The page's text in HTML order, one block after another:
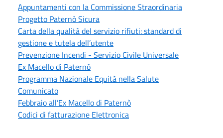
Appuntamenti con la Commissione Straordinaria
Progetto Paternò Sicura
Carta della qualità del servizio rifiuti: standard di
gestione e tutela dell’utente
Prevenzione Incendi - Servizio Civile Universale
Ex Macello di Paternò
Programma Nazionale Equità nella Salute
Comunicato
Febbraio all’Ex Macello di Paternò
Codici di fatturazione Elettronica